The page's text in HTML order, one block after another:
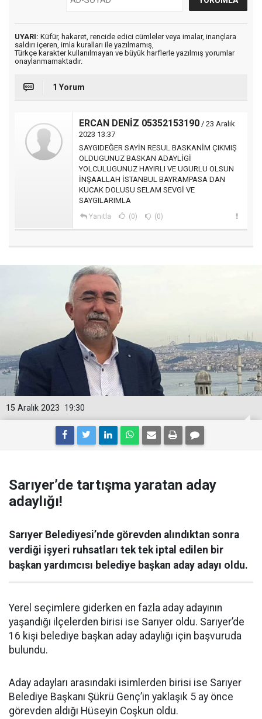
UYARI: Küfür, hakaret, rencide edici cümleler veya imalar, inançlara
saldırı içeren, imla kuralları ile yazılmamış,
Türkçe karakter kullanılmayan ve büyük harflerle yazılmış yorumlar
onaylanmamaktadır.
1 Yorum
ERCAN DENİZ 05352153190 / 23 Aralık
2023 13:37
SAYGIDEĞER SAYİN RESUL BASKANİM ÇIKMIŞ
OLDUGUNUZ BASKAN ADAYLİGİ
YOLCULUGUNUZ HAYIRLI VE UGURLU OLSUN
İNŞAALLAH İSTANBUL BAYRAMPASA DAN
KUCAK DOLUSU SELAM SEVGİ VE
SAYGILARIMLA
Yanıtla (0) (0)
19:30
15 Aralık 2023
Sarıyer’de tartışma yaratan aday
adaylığı!
Sarıyer Belediyesi’nde görevden alındıktan sonra
verdiği işyeri ruhsatları tek tek iptal edilen bir
başkan yardımcısı belediye başkan aday adayı oldu.
Yerel seçimlere giderken en fazla aday adayının
yaşandığı ilçelerden birisi ise Sarıyer oldu. Sarıyer’de
16 kişi belediye başkan aday adaylığı için başvuruda
bulundu.
Aday adayları arasındaki isimlerden birisi ise Sarıyer
Belediye Başkanı Şükrü Genç’in yaklaşık 5 ay önce
görevden aldığı Hüseyin Coşkun oldu.